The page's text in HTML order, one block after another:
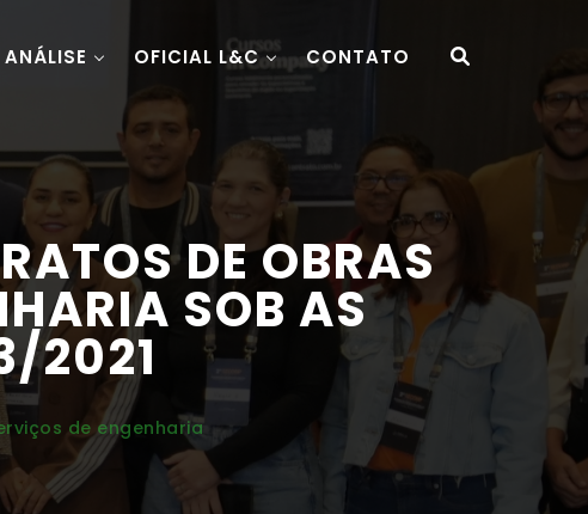
OFICIAL L&C CONTATO
DE OBRAS
SOB AS
2021
de engenharia